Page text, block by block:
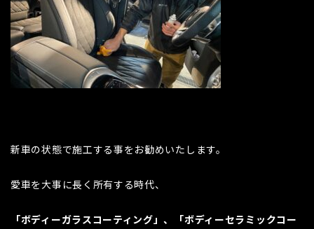
新車の状態で施工する事をお勧めいたします。
愛車を大事に長く所有する時代、
「ボディーガラスコーティング」、「ボディーセラミックコー